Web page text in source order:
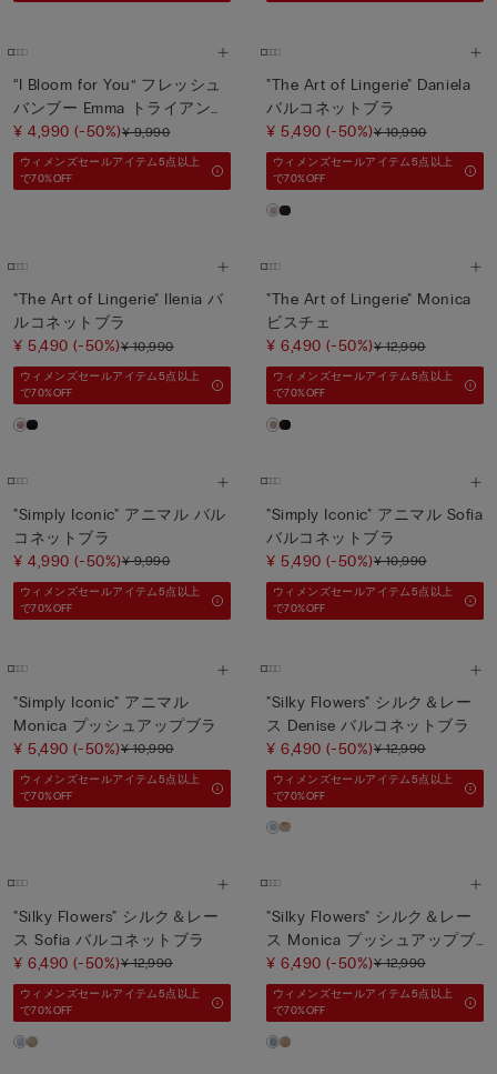
“I Bloom for You” フレッシュ
バンブー Emma トライアング
ルブラ
¥ 4,990(-50%)¥ 9,990
ウィメンズセールアイテム5点以上
で70%OFF
"The Art of Lingerie" Daniela
バルコネットブラ
¥ 5,490(-50%)¥ 10,990
ウィメンズセールアイテム5点以上
で70%OFF
"The Art of Lingerie" Ilenia バ
ルコネットブラ
¥ 5,490(-50%)¥ 10,990
ウィメンズセールアイテム5点以上
で70%OFF
"The Art of Lingerie" Monica
ビスチェ
¥ 6,490(-50%)¥ 12,990
ウィメンズセールアイテム5点以上
で70%OFF
"Simply Iconic" アニマル バル
コネットブラ
¥ 4,990(-50%)¥ 9,990
ウィメンズセールアイテム5点以上
で70%OFF
"Simply Iconic" アニマル Sofia
バルコネットブラ
¥ 5,490(-50%)¥ 10,990
ウィメンズセールアイテム5点以上
で70%OFF
"Simply Iconic" アニマル
Monica プッシュアップブラ
¥ 5,490(-50%)¥ 10,990
ウィメンズセールアイテム5点以上
で70%OFF
"Silky Flowers" シルク＆レー
ス Denise バルコネットブラ
¥ 6,490(-50%)¥ 12,990
ウィメンズセールアイテム5点以上
で70%OFF
"Silky Flowers" シルク＆レー
ス Sofia バルコネットブラ
¥ 6,490(-50%)¥ 12,990
ウィメンズセールアイテム5点以上
で70%OFF
"Silky Flowers" シルク＆レー
ス Monica プッシュアップブ
ラ
¥ 6,490(-50%)¥ 12,990
ウィメンズセールアイテム5点以上
で70%OFF